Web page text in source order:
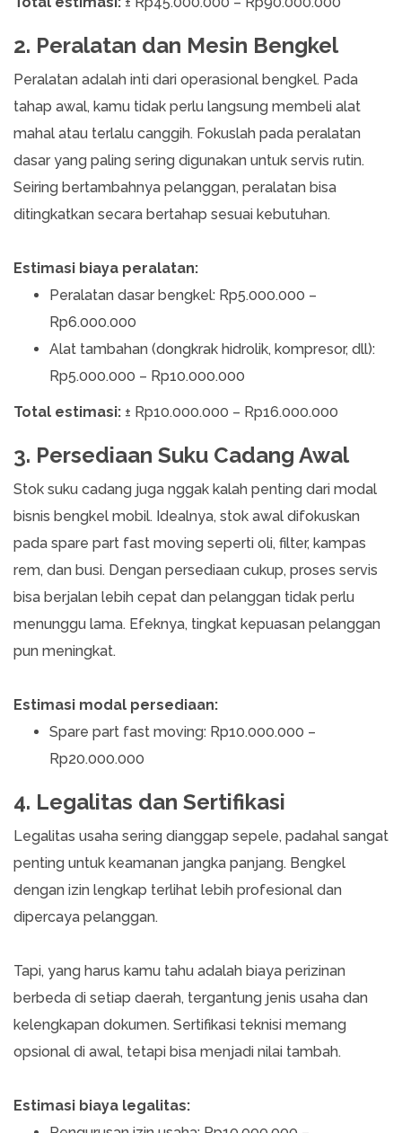
2. Peralatan dan Mesin Bengkel
Peralatan adalah inti dari operasional bengkel. Pada
tahap awal, kamu tidak perlu langsung membeli alat
mahal atau terlalu canggih. Fokuslah pada peralatan
dasar yang paling sering digunakan untuk servis rutin.
Seiring bertambahnya pelanggan, peralatan bisa
ditingkatkan secara bertahap sesuai kebutuhan.
Estimasi biaya peralatan:
Peralatan dasar bengkel: Rp5.000.000 –
Rp6.000.000
Alat tambahan (dongkrak hidrolik, kompresor, dll):
Rp5.000.000 – Rp10.000.000
Total estimasi: ± Rp10.000.000 – Rp16.000.000
3. Persediaan Suku Cadang Awal
Stok suku cadang juga nggak kalah penting dari modal
bisnis bengkel mobil. Idealnya, stok awal difokuskan
pada spare part fast moving seperti oli, filter, kampas
rem, dan busi. Dengan persediaan cukup, proses servis
bisa berjalan lebih cepat dan pelanggan tidak perlu
menunggu lama. Efeknya, tingkat kepuasan pelanggan
pun meningkat.
Estimasi modal persediaan:
Spare part fast moving: Rp10.000.000 –
Rp20.000.000
4. Legalitas dan Sertifikasi
Legalitas usaha sering dianggap sepele, padahal sangat
penting untuk keamanan jangka panjang. Bengkel
dengan izin lengkap terlihat lebih profesional dan
dipercaya pelanggan.
Tapi, yang harus kamu tahu adalah biaya perizinan
berbeda di setiap daerah, tergantung jenis usaha dan
kelengkapan dokumen. Sertifikasi teknisi memang
opsional di awal, tetapi bisa menjadi nilai tambah.
Estimasi biaya legalitas: